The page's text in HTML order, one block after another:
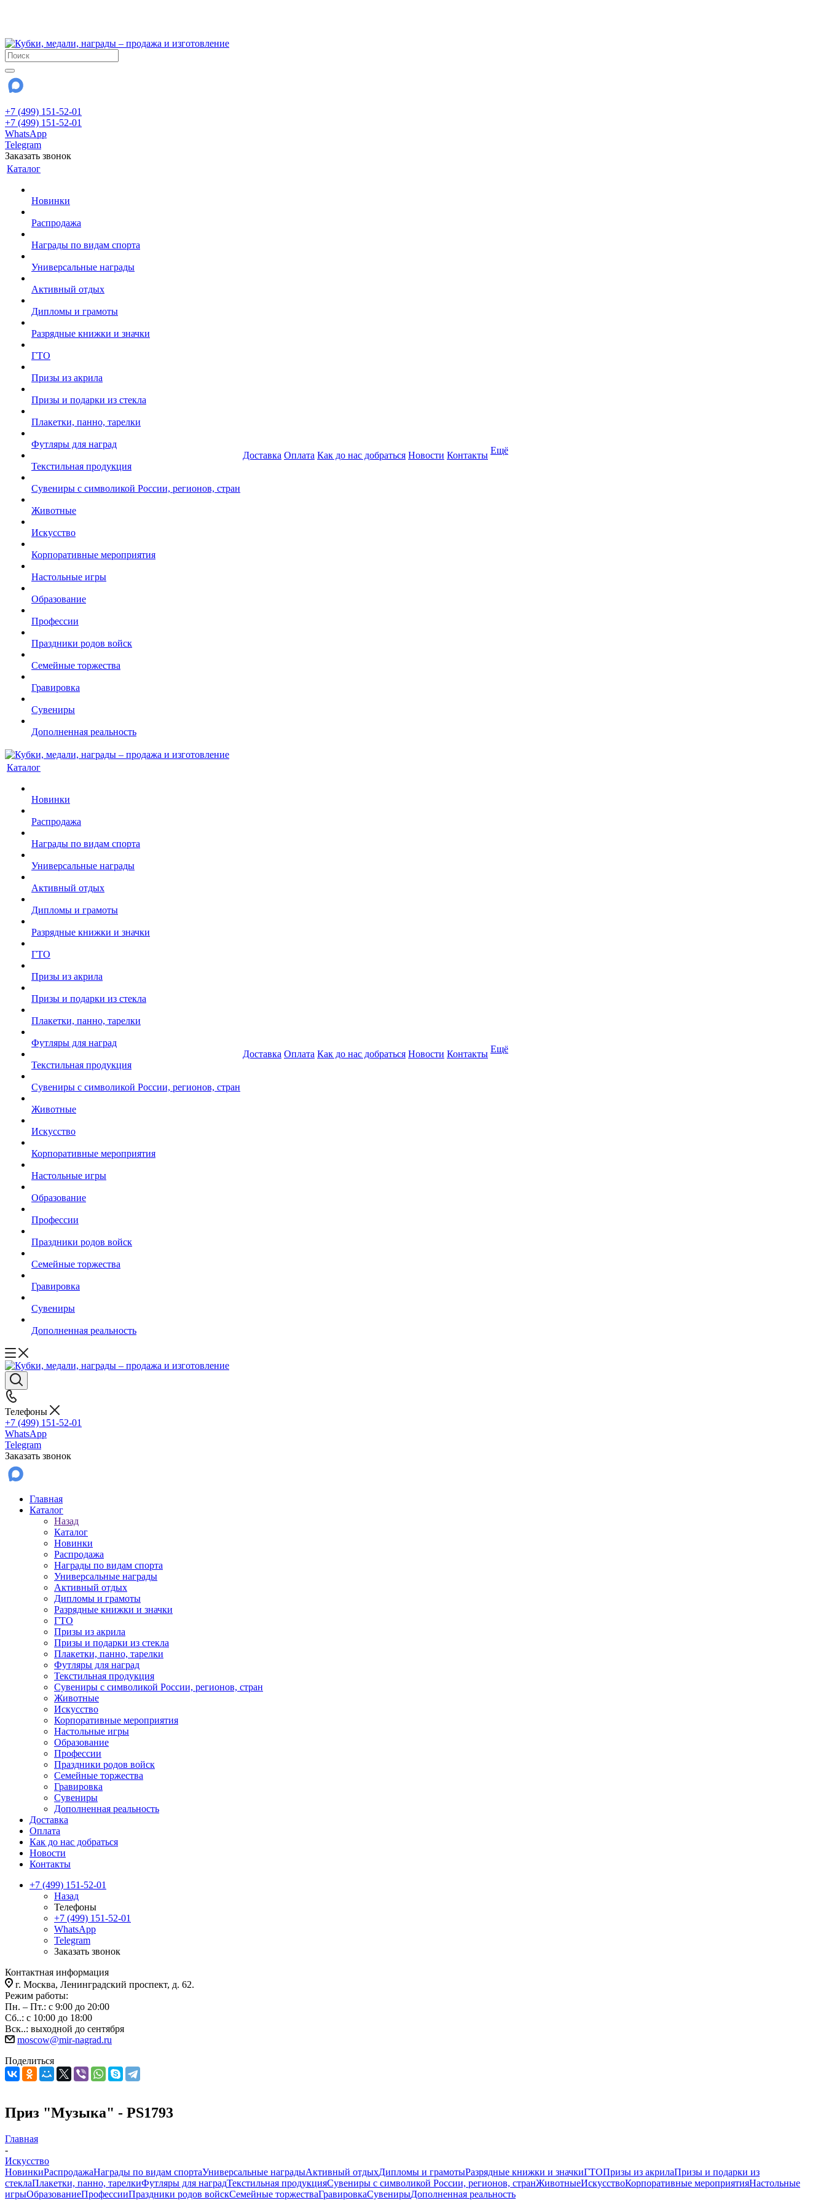
+7 (499) 151-52-01
+7 (499) 151-52-01
WhatsApp
Telegram
Заказать звонок
Каталог
Новинки
Распродажа
Награды по видам спорта
Универсальные награды
Активный отдых
Дипломы и грамоты
Разрядные книжки и значки
ГТО
Призы из акрила
Призы и подарки из стекла
Плакетки, панно, тарелки
Футляры для наград
Текстильная продукция
Сувениры с символикой России, регионов, стран
Животные
Искусство
Корпоративные мероприятия
Настольные игры
Образование
Профессии
Праздники родов войск
Семейные торжества
Гравировка
Сувениры
Дополненная реальность
Доставка Оплата Как до нас добраться Новости Контакты Ещё
Каталог
Новинки
Распродажа
Награды по видам спорта
Универсальные награды
Активный отдых
Дипломы и грамоты
Разрядные книжки и значки
ГТО
Призы из акрила
Призы и подарки из стекла
Плакетки, панно, тарелки
Футляры для наград
Текстильная продукция
Сувениры с символикой России, регионов, стран
Животные
Искусство
Корпоративные мероприятия
Настольные игры
Образование
Профессии
Праздники родов войск
Семейные торжества
Гравировка
Сувениры
Дополненная реальность
Доставка Оплата Как до нас добраться Новости Контакты Ещё
Телефоны
+7 (499) 151-52-01
WhatsApp
Telegram
Заказать звонок
Главная
Каталог
Назад
Каталог
Новинки
Распродажа
Награды по видам спорта
Универсальные награды
Активный отдых
Дипломы и грамоты
Разрядные книжки и значки
ГТО
Призы из акрила
Призы и подарки из стекла
Плакетки, панно, тарелки
Футляры для наград
Текстильная продукция
Сувениры с символикой России, регионов, стран
Животные
Искусство
Корпоративные мероприятия
Настольные игры
Образование
Профессии
Праздники родов войск
Семейные торжества
Гравировка
Сувениры
Дополненная реальность
Доставка
Оплата
Как до нас добраться
Новости
Контакты
+7 (499) 151-52-01
Назад
Телефоны
+7 (499) 151-52-01
WhatsApp
Telegram
Заказать звонок
Контактная информация
г. Москва, Ленинградский проспект, д. 62.
Режим работы:
Пн. – Пт.: с 9:00 до 20:00
Сб..: с 10:00 до 18:00
Вск..: выходной до сентября
moscow@mir-nagrad.ru
Поделиться
Приз "Музыка" - PS1793
Главная
-
Искусство
НовинкиРаспродажаНаграды по видам спортаУниверсальные наградыАктивный отдыхДипломы и грамотыРазрядные книжки и значкиГТОПризы из акрилаПризы и подарки из
стеклаПлакетки, панно, тарелкиФутляры для наградТекстильная продукцияСувениры с символикой России, регионов, странЖивотныеИскусствоКорпоративные мероприятияНастольные
игрыОбразованиеПрофессииПраздники родов войскСемейные торжестваГравировкаСувенирыДополненная реальность